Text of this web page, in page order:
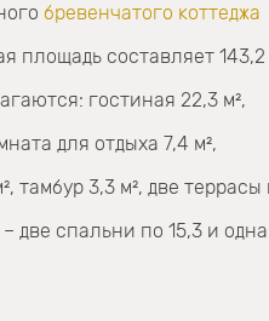
бревенчатого коттеджа
площадь составляет 143,2
гостиная 22,3 м²,
для отдыха 7,4 м²,
тамбур 3,3 м², две террасы
две спальни по 15,3 и одна